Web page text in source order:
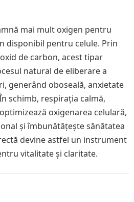
mai mult oxigen pentru
disponibil pentru celule. Prin
de carbon, acest tipar
natural de eliberare a
generând oboseală, anxietate
schimb, respirația calmă,
oxigenarea celulară,
și îmbunătățește sănătatea
devine astfel un instrument
vitalitate și claritate.